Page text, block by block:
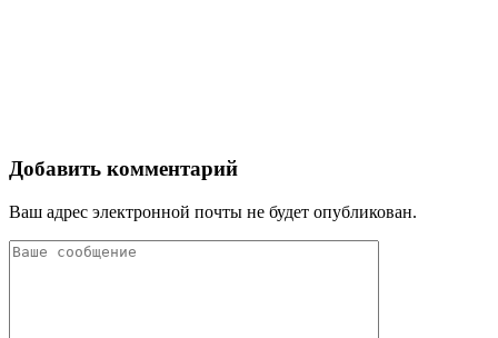
Добавить комментарий
Ваш адрес электронной почты не будет опубликован.